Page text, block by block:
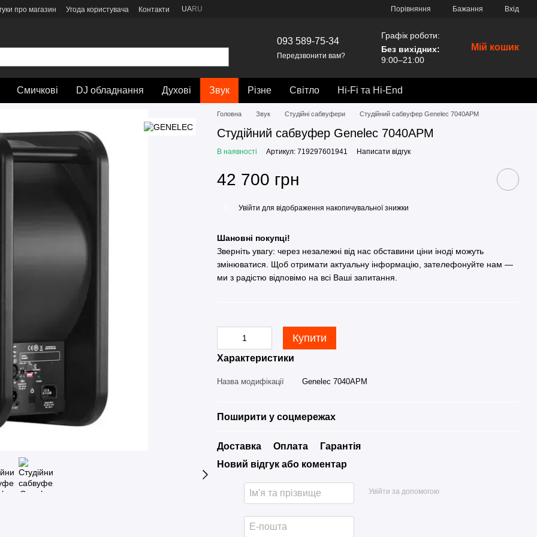
про магазин Угода користувача Контакти UARU Порівняння Бажання Вхід
093 589-75-34
Передзвонити вам?
Графік роботи:
Без вихідних:
9:00–21:00
Мій кошик
Смичкові DJ обладнання Духові Звук Різне Світло Hi-Fi та Hi-End
Головна Звук Студійні сабвуфери Студійний сабвуфер Genelec 7040APM
Студійний сабвуфер Genelec 7040APM
В наявності Артикул: 719297601941 Написати відгук
42 700 грн
Увійти для відображення накопичувальної знижки
Шановні покупці!
Зверніть увагу: через незалежні від нас обставини ціни іноді можуть
змінюватися. Щоб отримати актуальну інформацію, зателефонуйте нам —
ми з радістю відповімо на всі Ваші запитання.
Купити
Характеристики
Назва модифікації Genelec 7040APM
Поширити у соцмережах
Доставка Оплата
Гарантія
Новий відгук або коментар
Увійти за допомогою